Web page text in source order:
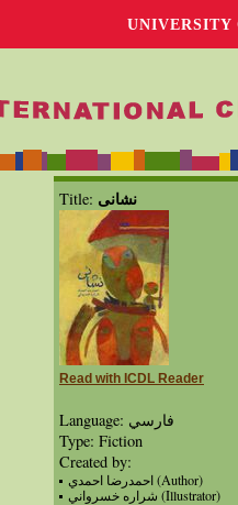
UNIVERSITY
Title: نشانی
Read with ICDL Reader
Language: فارسي
Type: Fiction
Created by:
احمدرضا احمدي (Author)
شراره خسرواني (Illustrator)